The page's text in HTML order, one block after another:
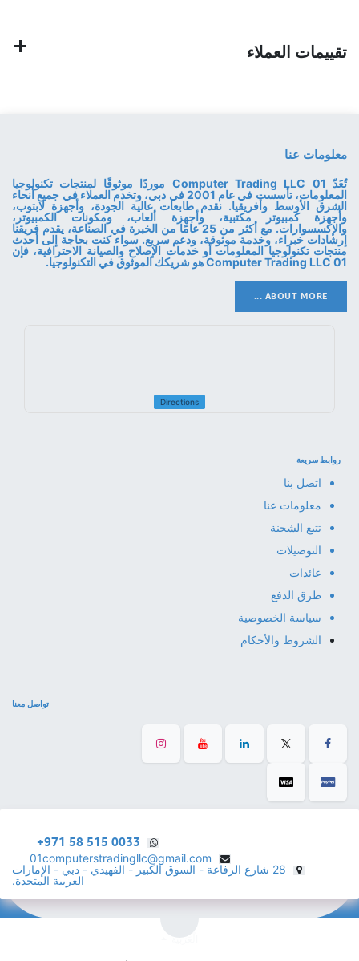
تقييمات العملاء
معلومات عنا
تُعَدّ 01 Computer Trading LLC موردًا موثوقًا لمنتجات تكنولوجيا
المعلومات، تأسست في عام 2001 في دبي، وتخدم العملاء في جميع أنحاء
الشرق الأوسط وأفريقيا. نقدم طابعات عالية الجودة، وأجهزة لابتوب،
وأجهزة كمبيوتر مكتبية، وأجهزة ألعاب، ومكونات الكمبيوتر،
والإكسسوارات. مع أكثر من 25 عامًا من الخبرة في الصناعة، يقدم فريقنا
إرشادات خبراء، وخدمة موثوقة، ودعم سريع. سواء كنت بحاجة إلى أحدث
منتجات تكنولوجيا المعلومات أو خدمات الإصلاح والصيانة الاحترافية، فإن
01 Computer Trading LLC هو شريكك الموثوق في التكنولوجيا.
ABOUT MORE ...
Directions
روابط سريعة
اتصل بنا
معلومات عنا
تتبع الشحنة
التوصيلات
عائدات
طرق الدفع
سياسة الخصوصية
الشروط والأحكام
تواصل معنا
+971 58 515 0033
01computerstradingllc@gmail.com
28 شارع الرفاعة - السوق الكبير - الفهيدي - دبي - الإمارات
العربية المتحدة.